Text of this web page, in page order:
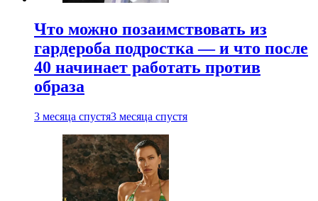
Что можно позаимствовать из
гардероба подростка — и что после
40 начинает работать против
образа
3 месяца спустя3 месяца спустя